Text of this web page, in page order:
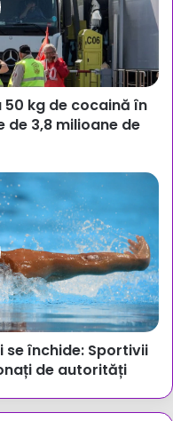
50 kg de cocaină în
de 3,8 milioane de
se închide: Sportivii
de autorități